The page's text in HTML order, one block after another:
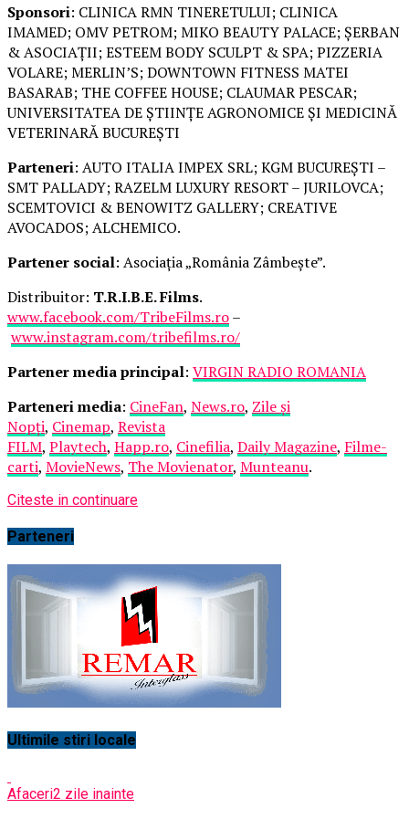
Sponsori: CLINICA RMN TINERETULUI; CLINICA
IMAMED; OMV PETROM; MIKO BEAUTY PALACE; ȘERBAN
& ASOCIAȚII; ESTEEM BODY SCULPT & SPA; PIZZERIA
VOLARE; MERLIN’S; DOWNTOWN FITNESS MATEI
BASARAB; THE COFFEE HOUSE; CLAUMAR PESCAR;
UNIVERSITATEA DE ȘTIINȚE AGRONOMICE ȘI MEDICINĂ
VETERINARĂ BUCUREȘTI
Parteneri: AUTO ITALIA IMPEX SRL; KGM BUCUREȘTI –
SMT PALLADY; RAZELM LUXURY RESORT – JURILOVCA;
SCEMTOVICI & BENOWITZ GALLERY; CREATIVE
AVOCADOS; ALCHEMICO.
Partener social: Asociația „România Zâmbește”.
Distribuitor: T.R.I.B.E. Films.
www.facebook.com/TribeFilms.ro–
www.instagram.com/tribefilms.ro/
Partener media principal: VIRGIN RADIO ROMANIA
Parteneri media: CineFan, News.ro, Zile și
Nopți, Cinemap, Revista
FILM, Playtech, Happ.ro, Cinefilia, Daily Magazine, Filme-
carti, MovieNews, The Movienator, Munteanu.
Citeste in continuare
Parteneri
Ultimile stiri locale
Afaceri2 zile inainte